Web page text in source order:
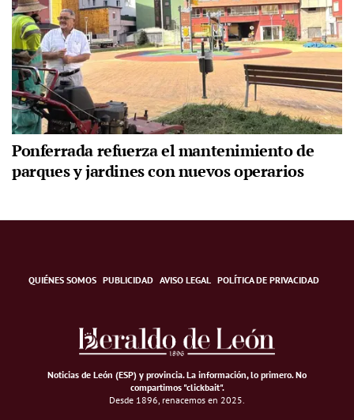
Ponferrada refuerza el mantenimiento de
parques y jardines con nuevos operarios
QUIÉNES SOMOS PUBLICIDAD AVISO LEGAL POLÍTICA DE PRIVACIDAD
Noticias de León (ESP) y provincia. La información, lo primero.No
compartimos "clickbait".
Desde 1896, renacemos en 2025.